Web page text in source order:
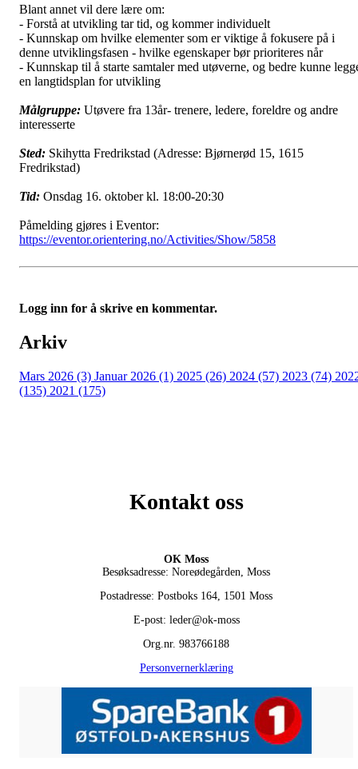
Blant annet vil dere lære om:
- Forstå at utvikling tar tid, og kommer individuelt
- Kunnskap om hvilke elementer som er viktige å fokusere på i
denne utviklingsfasen - hvilke egenskaper bør prioriteres når
- Kunnskap til å starte samtaler med utøverne, og bedre kunne
en langtidsplan for utvikling
Målgruppe: Utøvere fra 13år- trenere, ledere, foreldre og andre
interesserte
Sted: Skihytta Fredrikstad (Adresse: Bjørnerød 15, 1615
Fredrikstad)
Tid: Onsdag 16. oktober kl. 18:00-20:30
Påmelding gjøres i Eventor:
https://eventor.orientering.no/Activities/Show/5858
Logg inn for å skrive en kommentar.
Arkiv
Mars 2026 (3) Januar 2026 (1) 2025 (26) 2024 (57) 2023 (74)
(135) 2021 (175)
Kontakt oss
OK Moss
Besøksadresse: Noreødegården, Moss
Postadresse: Postboks 164, 1501 Moss
E-post: leder@ok-moss
Org.nr. 983766188
Personvernerklæring